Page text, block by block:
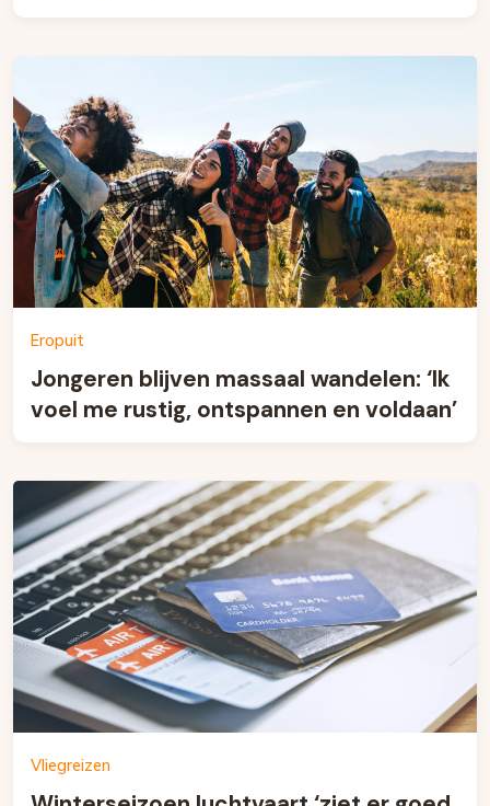
Eropuit
Jongeren blijven massaal wandelen: ‘Ik
voel me rustig, ontspannen en voldaan’
Vliegreizen